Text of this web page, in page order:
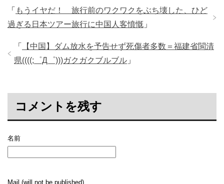
撃の写真
「 もうイヤだ！ 旅行前のワクワクをぶち壊した、ひど
過ぎる日本ツアー旅行に中国人客憤慨 」
「
【中国】ダム放水を予告せず死傷者多数＝福建省閩清
県((((;゜Д゜)))ガクガクブルブル 」
コメントを残す
名前
Mail (will not be published)